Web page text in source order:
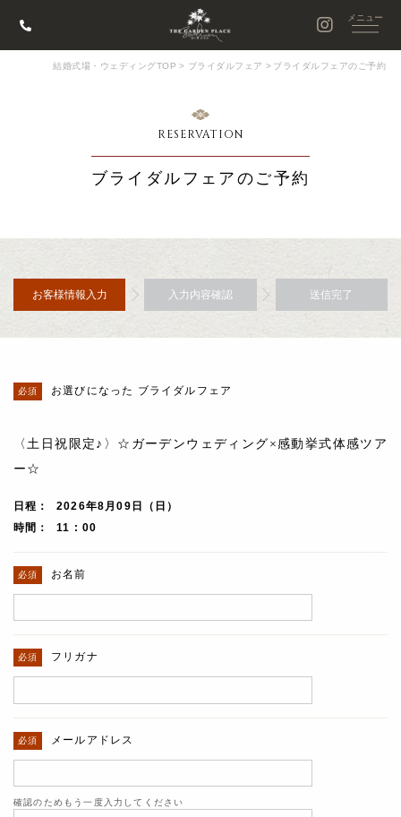
結婚式場・ウェディングTOP > ブライダルフェア > ブライダルフェアのご予約
RESERVATION
ブライダルフェアのご予約
お客様情報入力 入力内容確認 送信完了
お選びになった ブライダルフェア
〈土日祝限定♪〉☆ガーデンウェディング×感動挙式体感ツア
ー☆
日程
2026年8月09日（日）
時間
11 : 00
お名前
フリガナ
メールアドレス
確認のためもう一度入力してください